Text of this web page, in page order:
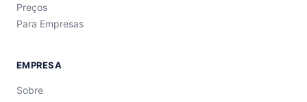
Preços
Para Empresas
EMPRESA
Sobre